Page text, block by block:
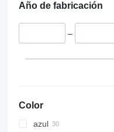
Año de fabricación
–
Color
azul